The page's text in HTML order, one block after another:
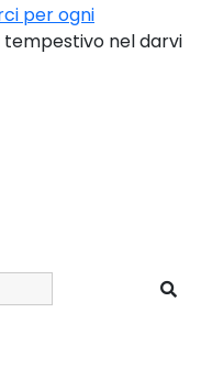
per ogni
nel darvi